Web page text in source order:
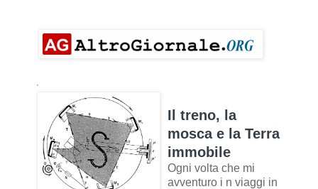
Il treno, la
mosca e la Terra
immobile
Ogni volta che mi
avventuro i n viaggi in